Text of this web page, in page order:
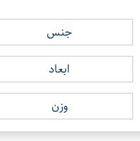
جنس
ابعاد
وزن